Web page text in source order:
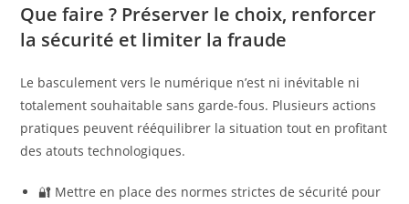
Que faire ? Préserver le choix, renforcer
la sécurité et limiter la fraude
Le basculement vers le numérique n’est ni inévitable ni
totalement souhaitable sans garde-fous. Plusieurs actions
pratiques peuvent rééquilibrer la situation tout en profitant
des atouts technologiques.
🔐 Mettre en place des normes strictes de sécurité pour